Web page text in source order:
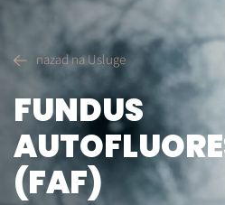
nazad na Usluge
FUNDUS
(FAF)